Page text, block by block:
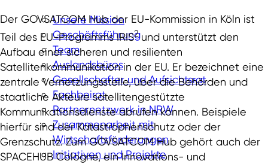
Unsere Mission
Geschäftsführung
Team
Auslandsbüros
Gesellschafter und Aufsichtsrat
Fachbeirat
Partnernetzwerk in NRW
Zusammenarbeit mit
Wirtschaftsförderungen
Initiativen und Projekte
Der GOVSATCOM Hub der EU-Kommission in Köln ist
Teil des EU-Programms IRIS2und unterstützt den
Aufbau einer sicheren und resilienten
Satellitenkommunikation in der EU. Er bezeichnet eine
zentrale Vernetzungsstelle, über die Behörden und
staatliche Akteure satellitengestützte
Kommunikationsdienste abrufen können. Beispiele
hierfür sind der Katastrophenschutz oder der
Grenzschutz. Zum GOVSATCOM Hub gehört auch der
SPACEHUB Cologne, ein Innovations- und